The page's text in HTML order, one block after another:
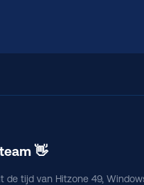
👋
de tijd van Hitzone 49,